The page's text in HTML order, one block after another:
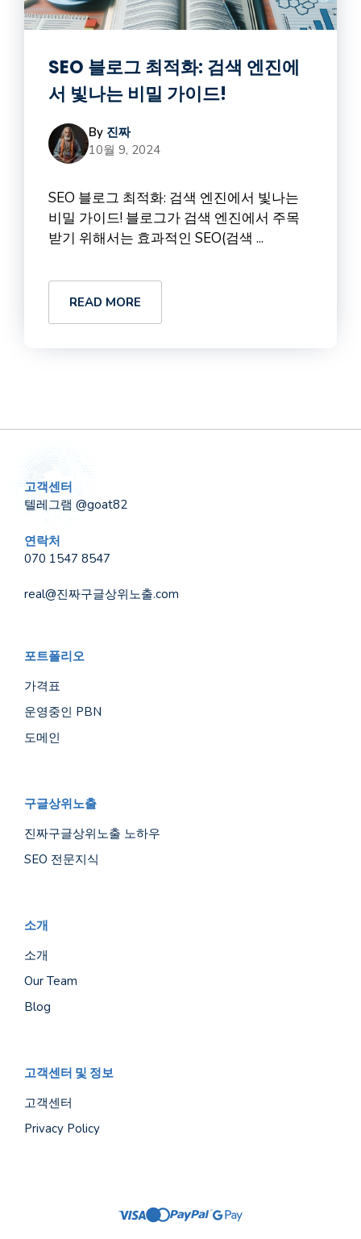
SEO 블로그 최적화: 검색 엔진에
서 빛나는 비밀 가이드!
By 진짜
10월 9, 2024
SEO 블로그 최적화: 검색 엔진에서 빛나는
비밀 가이드! 블로그가 검색 엔진에서 주목
받기 위해서는 효과적인 SEO(검색 ...
READ MORE
고객센터
텔레그램 @goat82
연락처
070 1547 8547
real@진짜구글상위노출.com
포트폴리오
가격표
운영중인 PBN
도메인
구글상위노출
진짜구글상위노출 노하우
SEO 전문지식
소개
소개
Our Team
Blog
고객센터 및 정보
고객센터
Privacy Policy